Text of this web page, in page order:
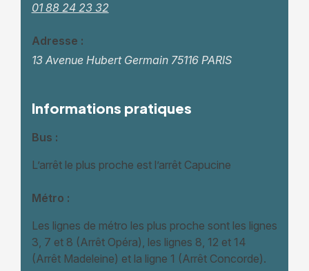
01 88 24 23 32
Adresse :
13 Avenue Hubert Germain 75116 PARIS
Informations pratiques
Bus :
L’arrêt le plus proche est l’arrêt Capucine
Métro :
Les lignes de métro les plus proche sont les lignes
3, 7 et 8 (Arrêt Opéra), les lignes 8, 12 et 14
(Arrêt Madeleine) et la ligne 1 (Arrêt Concorde).